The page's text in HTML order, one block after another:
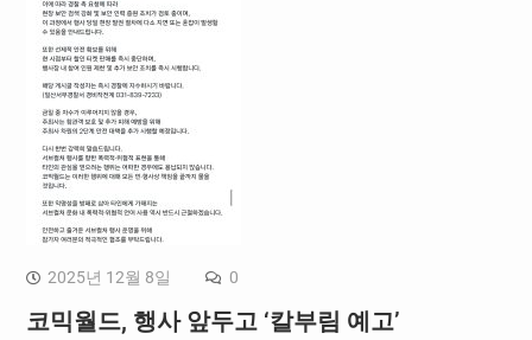
2025년 12월 8일 0
코믹월드, 행사 앞두고 ‘칼부림 예고’